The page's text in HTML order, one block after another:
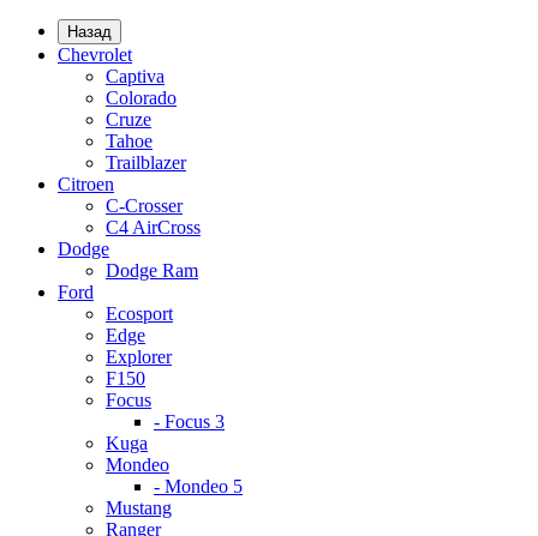
Назад
Chevrolet
Captiva
Colorado
Cruze
Tahoe
Trailblazer
Citroen
C-Crosser
C4 AirCross
Dodge
Dodge Ram
Ford
Ecosport
Edge
Explorer
F150
Focus
- Focus 3
Kuga
Mondeo
- Mondeo 5
Mustang
Ranger